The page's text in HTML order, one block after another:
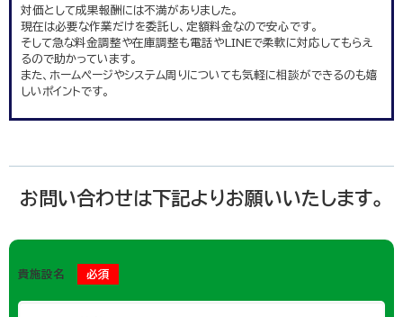
対価として成果報酬には不満がありました。
現在は必要な作業だけを委託し、定額料金なので安心です。
そして急な料金調整や在庫調整も電話やLINEで柔軟に対応してもらえ
るので助かっています。
また、ホームページやシステム周りについても気軽に相談ができるのも嬉
しいポイントです。
お問い合わせは下記よりお願いいたします。
貴施設名 必須